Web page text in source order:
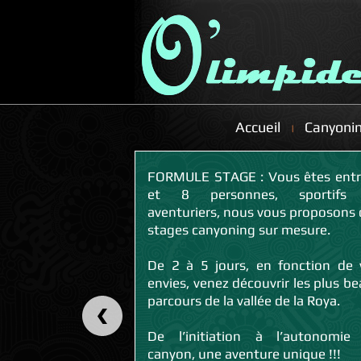
Accueil
FORMULE STAGE : Vous êtes entre 4
et 8 personnes, sportifs
aventuriers, nous vous proposons
stages canyoning sur mesure.
De 2 à 5 jours, en fonction de
envies, venez découvrir les plus
parcours de la vallée de la Roya.
De l’initiation à l’autonomie
canyon, une aventure unique !!!